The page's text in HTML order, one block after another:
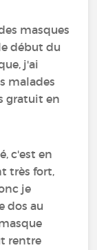
masques
début du
j'ai
malades
gratuit en
c'est en
très fort,
je
dos au
rentre